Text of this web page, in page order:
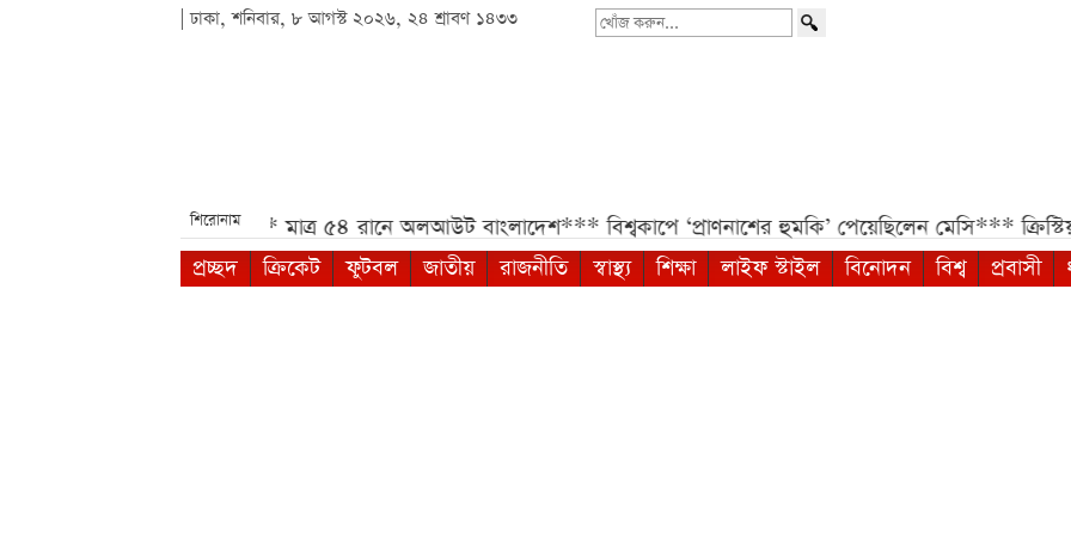
| ঢাকা, শনিবার, ৮ আগস্ট ২০২৬, ২৪ শ্রাবণ ১৪৩৩
খোঁজ
শিরোনাম
Xiaomi, দাম কত*** মাত্র ৫৪ রানে অলআউট বাংলাদেশ*** বিশ্বকাপে ‘প্রাণনাশের হুমকি’ পেয়েছিলেন মেসি*** ক্রিস্টিয়ান
প্রচ্ছদ
ক্রিকেট ফুটবল জাতীয় রাজনীতি স্বাস্থ্য শিক্ষা লাইফ স্টাইল বিনোদন বিশ্ব প্রবাসী